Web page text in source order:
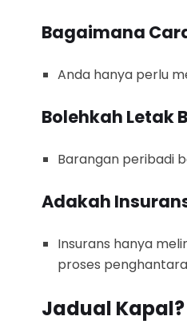
Bagaimana
Anda hanya perlu
Bolehkah Letak
Barangan peribadi
Adakah
Insurans hanya
proses
Jadual Kapal?